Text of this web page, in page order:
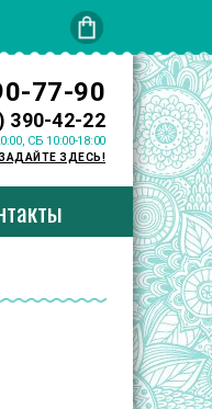
77-90
390-42-22
СБ 10:00-18:00
ЗДЕСЬ!